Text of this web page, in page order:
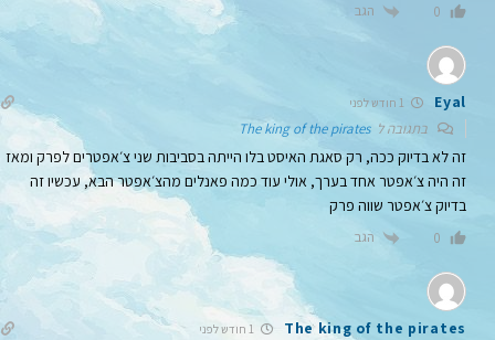
0 הגב
Eyal
בתגובה לThe king of the pirates
זה לא בדיוק ככה, רק סאגת האיסט בלו הייתה בסביבות שני צ׳אפטרים לפרק ומאז
זה היה צ׳אפטר אחד בערך, אולי עוד כמה פאנלים מהצ׳אפטר הבא, עכשיו זה
בדיוק צ׳אפטר שווה פרק
0 הגב
The king of the pirates